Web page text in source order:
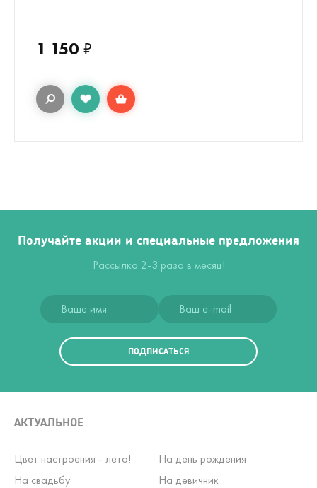
1 150 ₽
Получайте акции и специальные предложения
Рассылка 2-3 раза в месяц!
ПОДПИСАТЬСЯ
АКТУАЛЬНОЕ
Цвет настроения - лето!
На день рождения
На свадьбу
На девичник